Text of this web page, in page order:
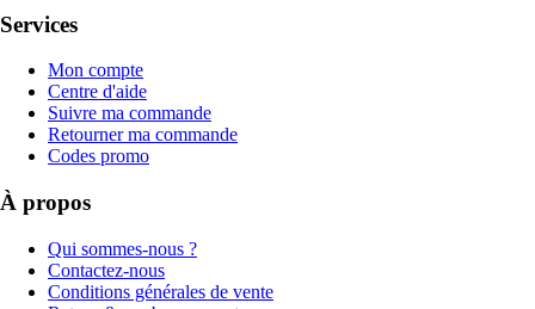
Services
Mon compte
Centre d'aide
Suivre ma commande
Retourner ma commande
Codes promo
À propos
Qui sommes-nous ?
Contactez-nous
Conditions générales de vente